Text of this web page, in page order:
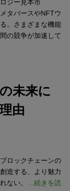
ジー見本市
タバースやNFTウ
。さまざまな機能
の競争が加速して
未来に
由
ロックチェーンの
造する、より魅力
ない。
…続きを読